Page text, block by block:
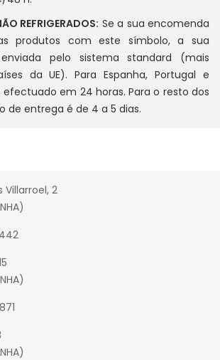
REFRIGERADOS: Se a sua encomenda
produtos com este símbolo, a sua
pelo sistema standard (mais
da UE). Para Espanha, Portugal e
efectuado em 24 horas. Para o resto dos
de entrega é de 4 a 5 dias.
Villarroel, 2